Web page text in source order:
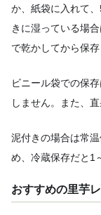
か、紙袋に入れて
きに湿っている場
で乾かしてから保存
ビニール袋での保
しません。また、
泥付きの場合は常
め、冷蔵保存だと1
おすすめの里芋